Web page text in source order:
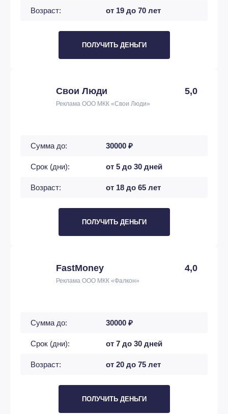
Возраст: от 19 до 70 лет
ПОЛУЧИТЬ ДЕНЬГИ
Свои Люди 5,0
Реклама ООО МКК «Свои Люди»
Сумма до: 30000 ₽
Срок (дни): от 5 до 30 дней
Возраст: от 18 до 65 лет
ПОЛУЧИТЬ ДЕНЬГИ
FastMoney 4,0
Реклама ООО МКК «Фалкон»
Сумма до: 30000 ₽
Срок (дни): от 7 до 30 дней
Возраст: от 20 до 75 лет
ПОЛУЧИТЬ ДЕНЬГИ